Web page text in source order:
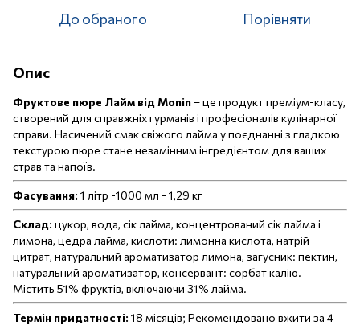
До обраного Порівняти
Опис
Фруктове пюре Лайм від Monin– це продукт преміум-класу,
створений для справжніх гурманів і професіоналів кулінарної
справи. Насичений смак свіжого лайма у поєднанні з гладкою
текстурою пюре стане незамінним інгредієнтом для ваших
страв та напоїв.
Фасування: 1 літр -1000 мл - 1,29 кг
Склад: цукор, вода, сік лайма, концентрований сік лайма і
лимона, цедра лайма, кислоти: лимонна кислота, натрій
цитрат, натуральний ароматизатор лимона, загусник: пектин,
натуральний ароматизатор, консервант: сорбат калію.
Містить 51% фруктів, включаючи 31% лайма.
Термін придатності: 18 місяців; Рекомендовано вжити за 4